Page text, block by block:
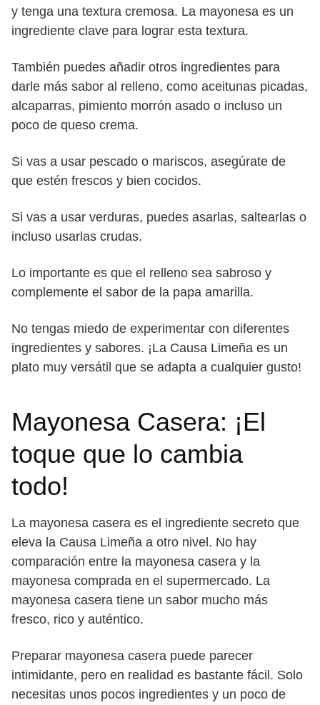
y tenga una textura cremosa. La mayonesa es un
ingrediente clave para lograr esta textura.
También puedes añadir otros ingredientes para
darle más sabor al relleno, como aceitunas picadas,
alcaparras, pimiento morrón asado o incluso un
poco de queso crema.
Si vas a usar pescado o mariscos, asegúrate de
que estén frescos y bien cocidos.
Si vas a usar verduras, puedes asarlas, saltearlas o
incluso usarlas crudas.
Lo importante es que el relleno sea sabroso y
complemente el sabor de la papa amarilla.
No tengas miedo de experimentar con diferentes
ingredientes y sabores. ¡La Causa Limeña es un
plato muy versátil que se adapta a cualquier gusto!
Mayonesa Casera: ¡El
toque que lo cambia
todo!
La mayonesa casera es el ingrediente secreto que
eleva la Causa Limeña a otro nivel. No hay
comparación entre la mayonesa casera y la
mayonesa comprada en el supermercado. La
mayonesa casera tiene un sabor mucho más
fresco, rico y auténtico.
Preparar mayonesa casera puede parecer
intimidante, pero en realidad es bastante fácil. Solo
necesitas unos pocos ingredientes y un poco de